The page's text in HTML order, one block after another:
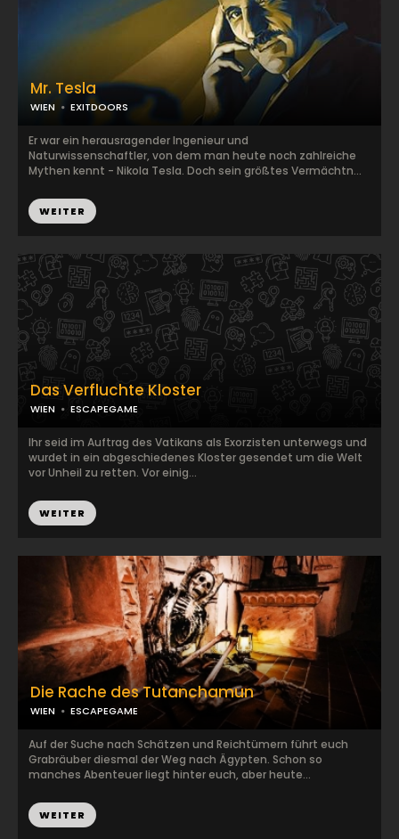
Das Verfluchte Kloster
WIEN ESCAPEGAME
Ihr seid im Auftrag des Vatikans als Exorzisten unterwegs und
wurdet in ein abgeschiedenes Kloster gesendet um die Welt
vor Unheil zu retten. Vor einig...
WEITER
Mr. Tesla
WIEN EXITDOORS
Er war ein herausragender Ingenieur und
Naturwissenschaftler, von dem man heute noch zahlreiche
Mythen kennt - Nikola Tesla. Doch sein größtes Vermächtn...
WEITER
Die Rache des Tutanchamun
WIEN ESCAPEGAME
Auf der Suche nach Schätzen und Reichtümern führt euch
Grabräuber diesmal der Weg nach Ägypten. Schon so
manches Abenteuer liegt hinter euch, aber heute...
WEITER